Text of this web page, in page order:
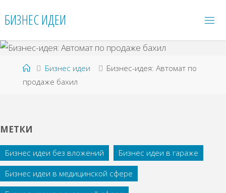
БИЗНЕС ИДЕИ
ГлавнаяБизнес идеи
Бизнес-идея: Автомат по
продаже бахил
МЕТКИ
Бизнес идеи без вложений
Бизнес идеи в гараже
Бизнес идеи в медицинской сфере